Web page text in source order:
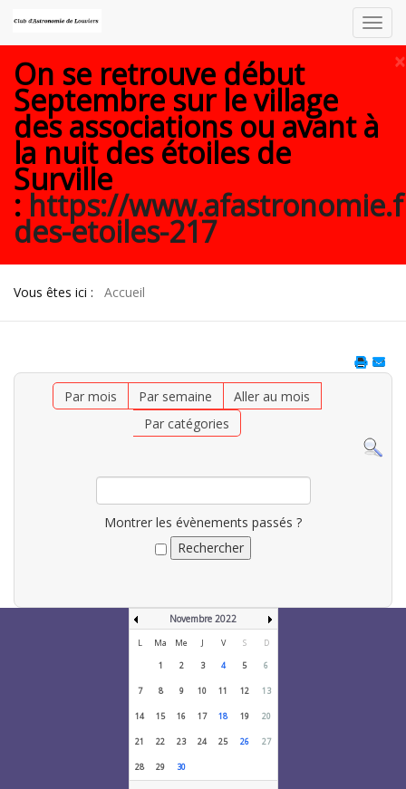
×
On se retrouve début
Septembre sur le village
des associations ou avant à
la nuit des étoiles de
Surville
: https://
des-etoiles-217
Vous êtes ici : Accueil
Par mois Par semaine
Aller au mois
Par catégories
Montrer les évènements passés ?
Novembre 2022
L Ma Me J V S
D
1
2 3 4 5 6
7 8 9 10 11 12 13
14 15 16 17 18 19 20
21 22 23 24 25 26 27
28 29 30